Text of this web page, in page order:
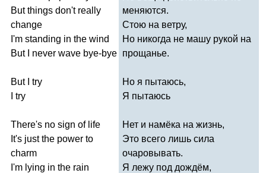
But things don't really
change
I'm standing in the wind
But
never wave bye-bye
But
try
try
There's no sign of life
It's just the power to
charm
I'm lying in the rain
меняются.
Стою на ветру,
Но никогда не машу рукой на
прощанье.
Но я пытаюсь,
Я пытаюсь
Нет и намёка на жизнь,
Это всего лишь сила
очаровывать.
Я лежу под дождём,